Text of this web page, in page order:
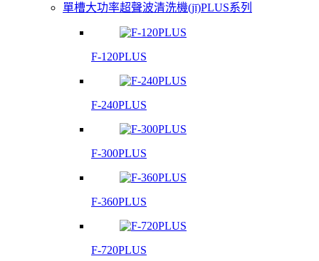
單槽大功率超聲波清洗機(jī)PLUS系列
F-120PLUS
F-240PLUS
F-300PLUS
F-360PLUS
F-720PLUS